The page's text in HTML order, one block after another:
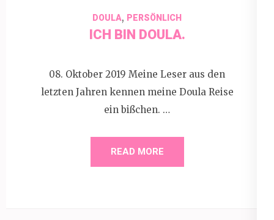
DOULA, PERSÖNLICH
ICH BIN DOULA.
08. Oktober 2019 Meine Leser aus den
letzten Jahren kennen meine Doula Reise
ein bißchen. …
READ MORE